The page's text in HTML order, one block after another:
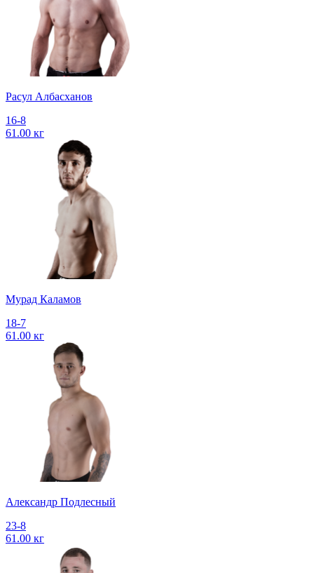
Расул Албасханов
16-8
61.00 кг
Мурад Каламов
18-7
61.00 кг
Александр Подлесный
23-8
61.00 кг